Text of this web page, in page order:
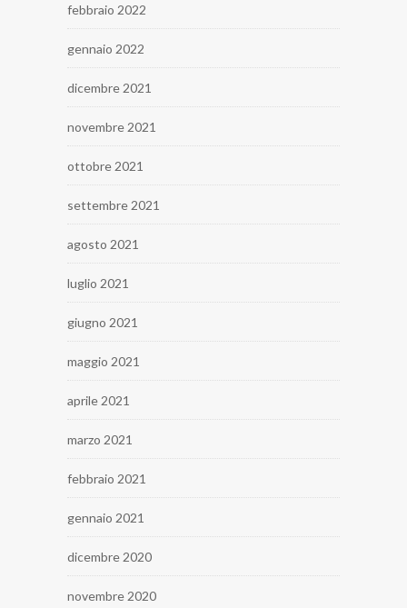
febbraio 2022
gennaio 2022
dicembre 2021
novembre 2021
ottobre 2021
settembre 2021
agosto 2021
luglio 2021
giugno 2021
maggio 2021
aprile 2021
marzo 2021
febbraio 2021
gennaio 2021
dicembre 2020
novembre 2020